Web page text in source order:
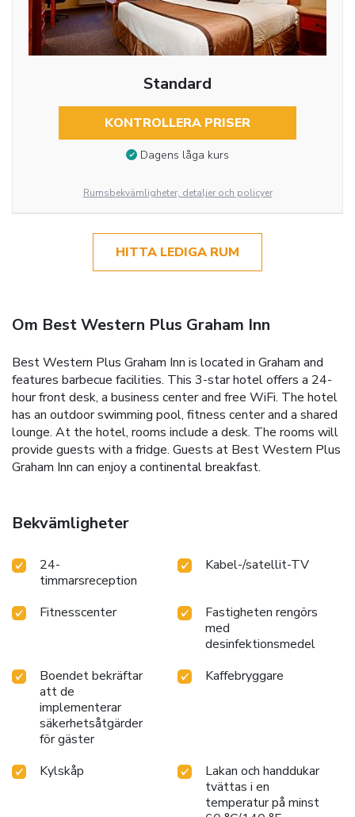
Standard
KONTROLLERA PRISER
Dagens låga kurs
Rumsbekvämligheter, detaljer och policyer
HITTA LEDIGA RUM
Om Best Western Plus Graham Inn
Best Western Plus Graham Inn is located in Graham and
features barbecue facilities. This 3-star hotel offers a 24-
hour front desk, a business center and free WiFi. The hotel
has an outdoor swimming pool, fitness center and a shared
lounge. At the hotel, rooms include a desk. The rooms will
provide guests with a fridge. Guests at Best Western Plus
Graham Inn can enjoy a continental breakfast.
Bekvämligheter
24-
timmarsreception
Kabel-/satellit-TV
Fitnesscenter
Fastigheten rengörs
med
desinfektionsmedel
Boendet bekräftar
att de
implementerar
säkerhetsåtgärder
för gäster
Kaffebryggare
Kylskåp
Lakan och handdukar
tvättas i en
temperatur på minst